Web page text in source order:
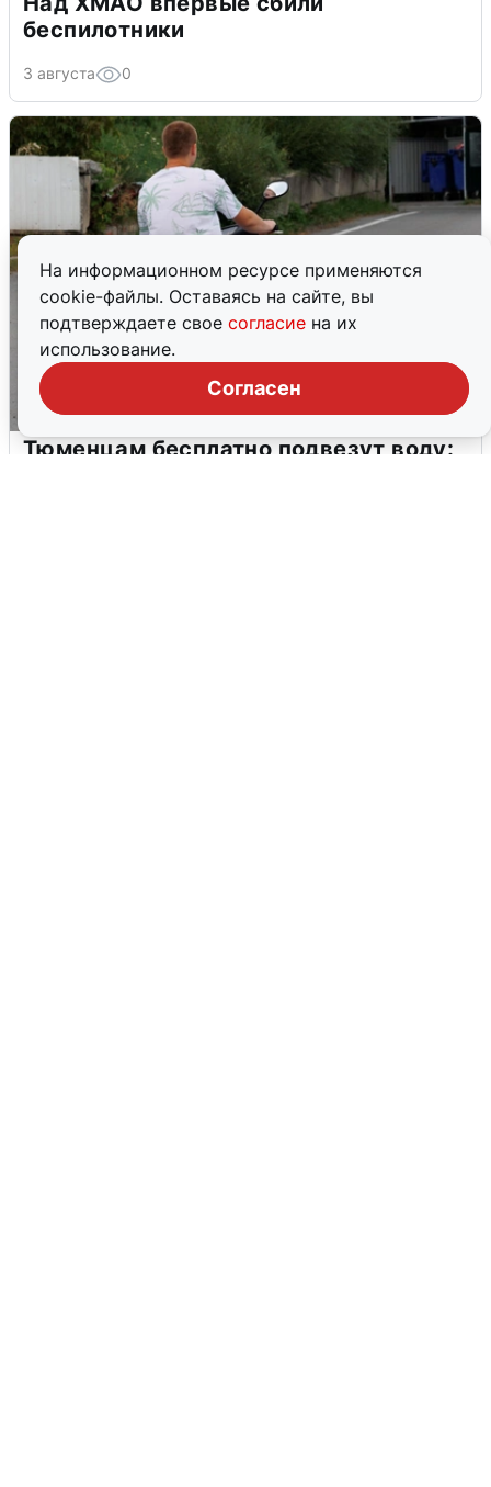
На информационном ресурсе применяются
cookie-файлы. Оставаясь на сайте, вы
подтверждаете свое согласие на их
использование.
Согласен
беспилотники
3 августа 0
Тюменцам бесплатно подвезут воду: